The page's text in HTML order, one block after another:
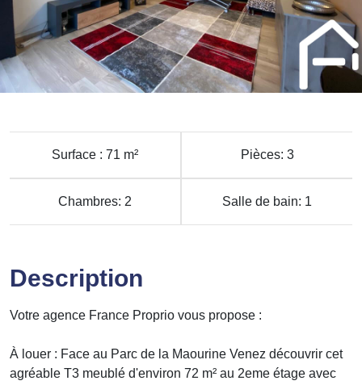
Surface : 71 m² Pièces: 3
Chambres: 2 Salle de bain: 1
Description
Votre agence France Proprio vous propose :
À louer : Face au Parc de la Maourine Venez découvrir cet
agréable T3 meublé d'environ 72 m² au 2eme étage avec